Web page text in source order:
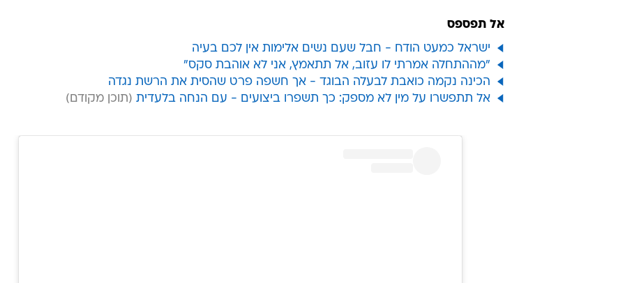
אל תפספס
ישראל כמעט הודח - חבל שעם נשים אלימות אין לכם בעיה
"מההתחלה אמרתי לו עזוב, אל תתאמץ, אני לא אוהבת סקס"
הכינה נקמה כואבת לבעלה הבוגד - אך חשפה פרט שהסית את הרשת נגדה
אל תתפשרו על מין לא מספק: כך תשפרו ביצועים - עם הנחה בלעדית